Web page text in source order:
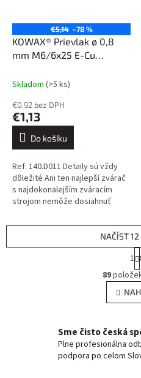
€5,14 –78 %
KOWAX® Prievlak ø 0,8
mm M6/6x25 E-Cu
Skladom (>5 ks)
€0,92 bez DPH
€1,13
Do košíku
Ref: 140.D011 Detaily sú vždy
dôležité Ani ten najlepší zvárač
s najdokonalejším zváracím
strojom nemôže dosiahnuť
spolieha na nekvalitné
O
l
c
í
NAČÍST
t
r
á
n
k
á
n
í
1
89
Sme čisto česká
Plne profesionálna
podpora po celom